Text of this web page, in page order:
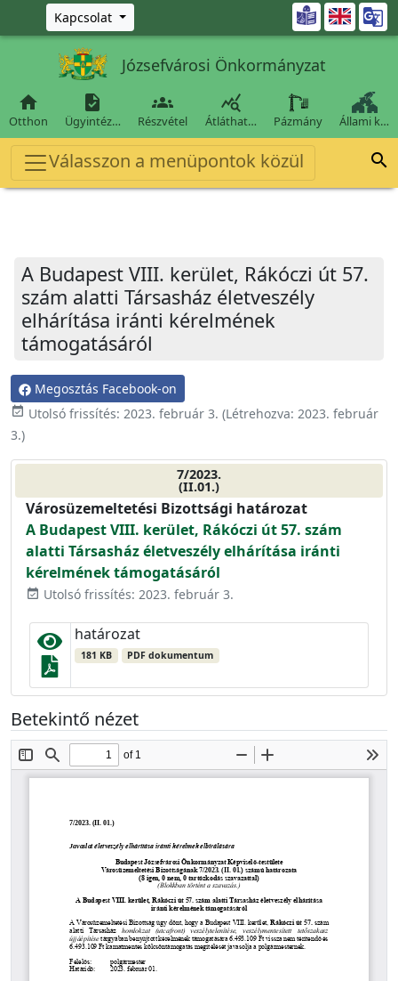
Ugrás a fő tartalomra
Kapcsolat 
Józsefvárosi Önkormányzat

Otthon

Ügyintéz…

Részvétel

Átláthat… Pázmány Állami k…
Válasszon a menüpontok közül 
A Budapest VIII. kerület, Rákóczi út 57.
szám alatti Társasház életveszély
elhárítása iránti kérelmének
támogatásáról
Megosztás Facebook-on
event_available Utolsó frissítés: 2023. február 3. (Létrehozva: 2023. február
3.)
7/2023.
(II.01.)
Városüzemeltetési Bizottsági határozat
A Budapest VIII. kerület, Rákóczi út 57. szám
alatti Társasház életveszély elhárítása iránti
kérelmének támogatásáról
event_available Utolsó frissítés: 2023. február 3.
határozat
181 KB PDF dokumentum
Betekintő nézet